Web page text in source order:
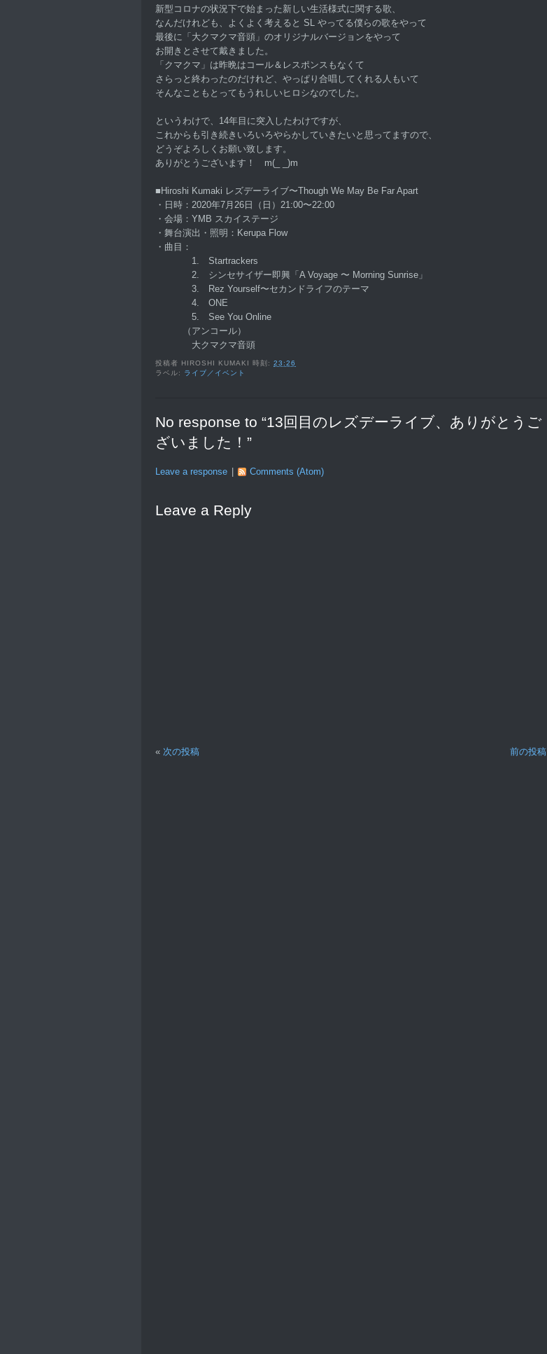
新型コロナの状況下で始まった新しい生活様式に関する歌、
なんだけれども、よくよく考えると SL やってる僕らの歌をやって
最後に「大クマクマ音頭」のオリジナルバージョンをやって
お開きとさせて戴きました。
「クマクマ」は昨晩はコール＆レスポンスもなくて
さらっと終わったのだけれど、やっぱり合唱してくれる人もいて
そんなこともとってもうれしいヒロシなのでした。
というわけで、14年目に突入したわけですが、
これからも引き続きいろいろやらかしていきたいと思ってますので、
どうぞよろしくお願い致します。
ありがとうございます！ m(_ _)m
■Hiroshi Kumaki レズデーライブ〜Though We May Be Far Apart
・日時：2020年7月26日（日）21:00〜22:00
・会場：YMB スカイステージ
・舞台演出・照明：Kerupa Flow
・曲目：
1. Startrackers
2. シンセサイザー即興「A Voyage 〜 Morning Sunrise」
3. Rez Yourself〜セカンドライフのテーマ
4. ONE
5. See You Online
（アンコール）
大クマクマ音頭
投稿者 HIROSHI KUMAKI 時刻:23:26
ラベル: ライブ／イベント
No response to “13回目のレズデーライブ、ありがとうご
ざいました！”
Leave a response Comments (Atom)
Leave a Reply
« 次の投稿 前の投稿